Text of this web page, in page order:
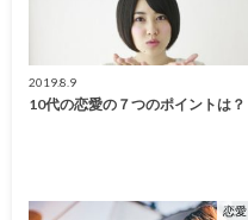
2019.8.9
10代の恋愛の７つのポイントは？
恋愛